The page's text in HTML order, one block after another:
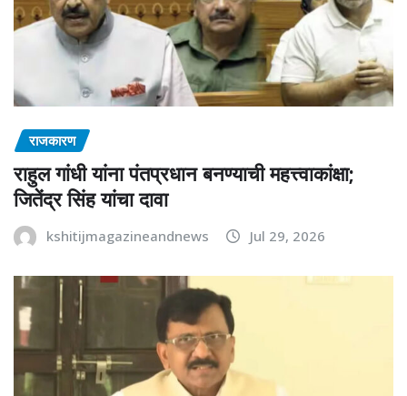
राजकारण
राहुल गांधी यांना पंतप्रधान बनण्याची महत्त्वाकांक्षा;
जितेंद्र सिंह यांचा दावा
kshitijmagazineandnews Jul 29, 2026